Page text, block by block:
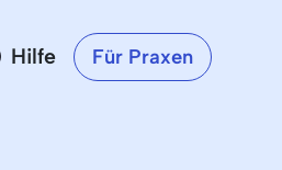
Hilfe Für Praxen